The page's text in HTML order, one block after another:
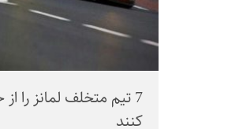
7 تیم متخلف لمانز را
کنند